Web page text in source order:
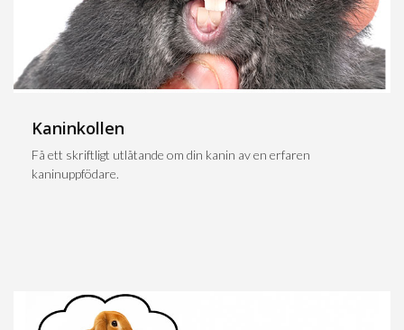
Kaninkollen
Få ett skriftligt utlåtande om din kanin av en erfaren
kaninuppfödare.